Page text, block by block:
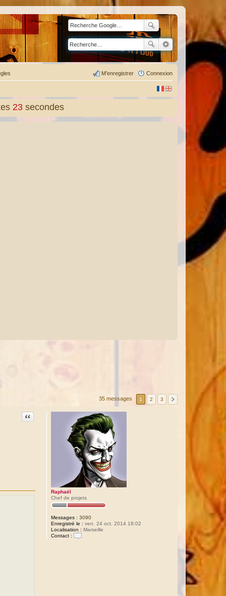
Connexion
M’enregistrer
24 secondes
35 messages 1 2 3
Raphaël
Chef de projets
Messages : 3090
Enregistré le : ven. 24 oct. 2014 18:02
Localisation : Marseille
Contact :
Citation